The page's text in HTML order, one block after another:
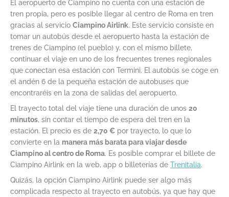
El aeropuerto de Ciampino no cuenta con una estación de
tren propia, pero es posible llegar al centro de Roma en tren
gracias al servicio Ciampino Airlink. Este servicio consiste en
tomar un autobús desde el aeropuerto hasta la estación de
trenes de Ciampino (el pueblo) y, con el mismo billete,
continuar el viaje en uno de los frecuentes trenes regionales
que conectan esa estación con Termini. El autobús se coge en
el andén 6 de la pequeña estación de autobuses que
encontraréis en la zona de salidas del aeropuerto.
El trayecto total del viaje tiene una duración de unos 20
minutos, sin contar el tiempo de espera del tren en la
estación. El precio es de 2,70 € por trayecto, lo que lo
convierte en la manera más barata para viajar desde
Ciampino al centro de Roma. Es posible comprar el billete de
Ciampino Airlink en la web, app o billeterías de Trenitalia.
Quizás, la opción Ciampino Airlink puede ser algo más
complicada respecto al trayecto en autobús, ya que hay que